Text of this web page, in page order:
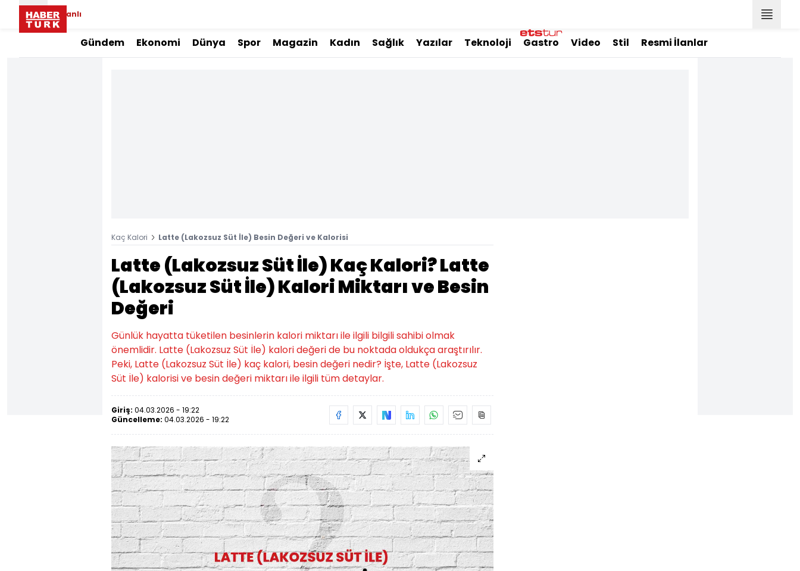
Canlı
Gündem Ekonomi Dünya Spor Magazin Kadın Sağlık Yazılar Teknoloji Gastro Video Stil Resmi İlanlar
Kaç Kalori Latte (Lakozsuz Süt İle) Besin Değeri ve Kalorisi
Latte (Lakozsuz Süt İle) Kaç Kalori? Latte
(Lakozsuz Süt İle) Kalori Miktarı ve Besin
Değeri
Günlük hayatta tüketilen besinlerin kalori miktarı ile ilgili bilgili sahibi olmak
önemlidir. Latte (Lakozsuz Süt İle) kalori değeri de bu noktada oldukça araştırılır.
Peki, Latte (Lakozsuz Süt İle) kaç kalori, besin değeri nedir? İşte, Latte (Lakozsuz
Süt İle) kalorisi ve besin değeri miktarı ile ilgili tüm detaylar.
Giriş: 04.03.2026 - 19:22
Güncelleme: 04.03.2026 - 19:22